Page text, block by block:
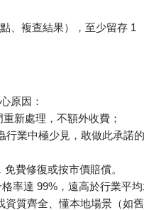
、複查結果），至少留存 1
原因：
新處理，不額外收費；
行業中極少見，敢做此承諾
費修復或按市價賠償。
格率達 99% ，遠高於行業平
資質齊全、懂本地場景（如舊